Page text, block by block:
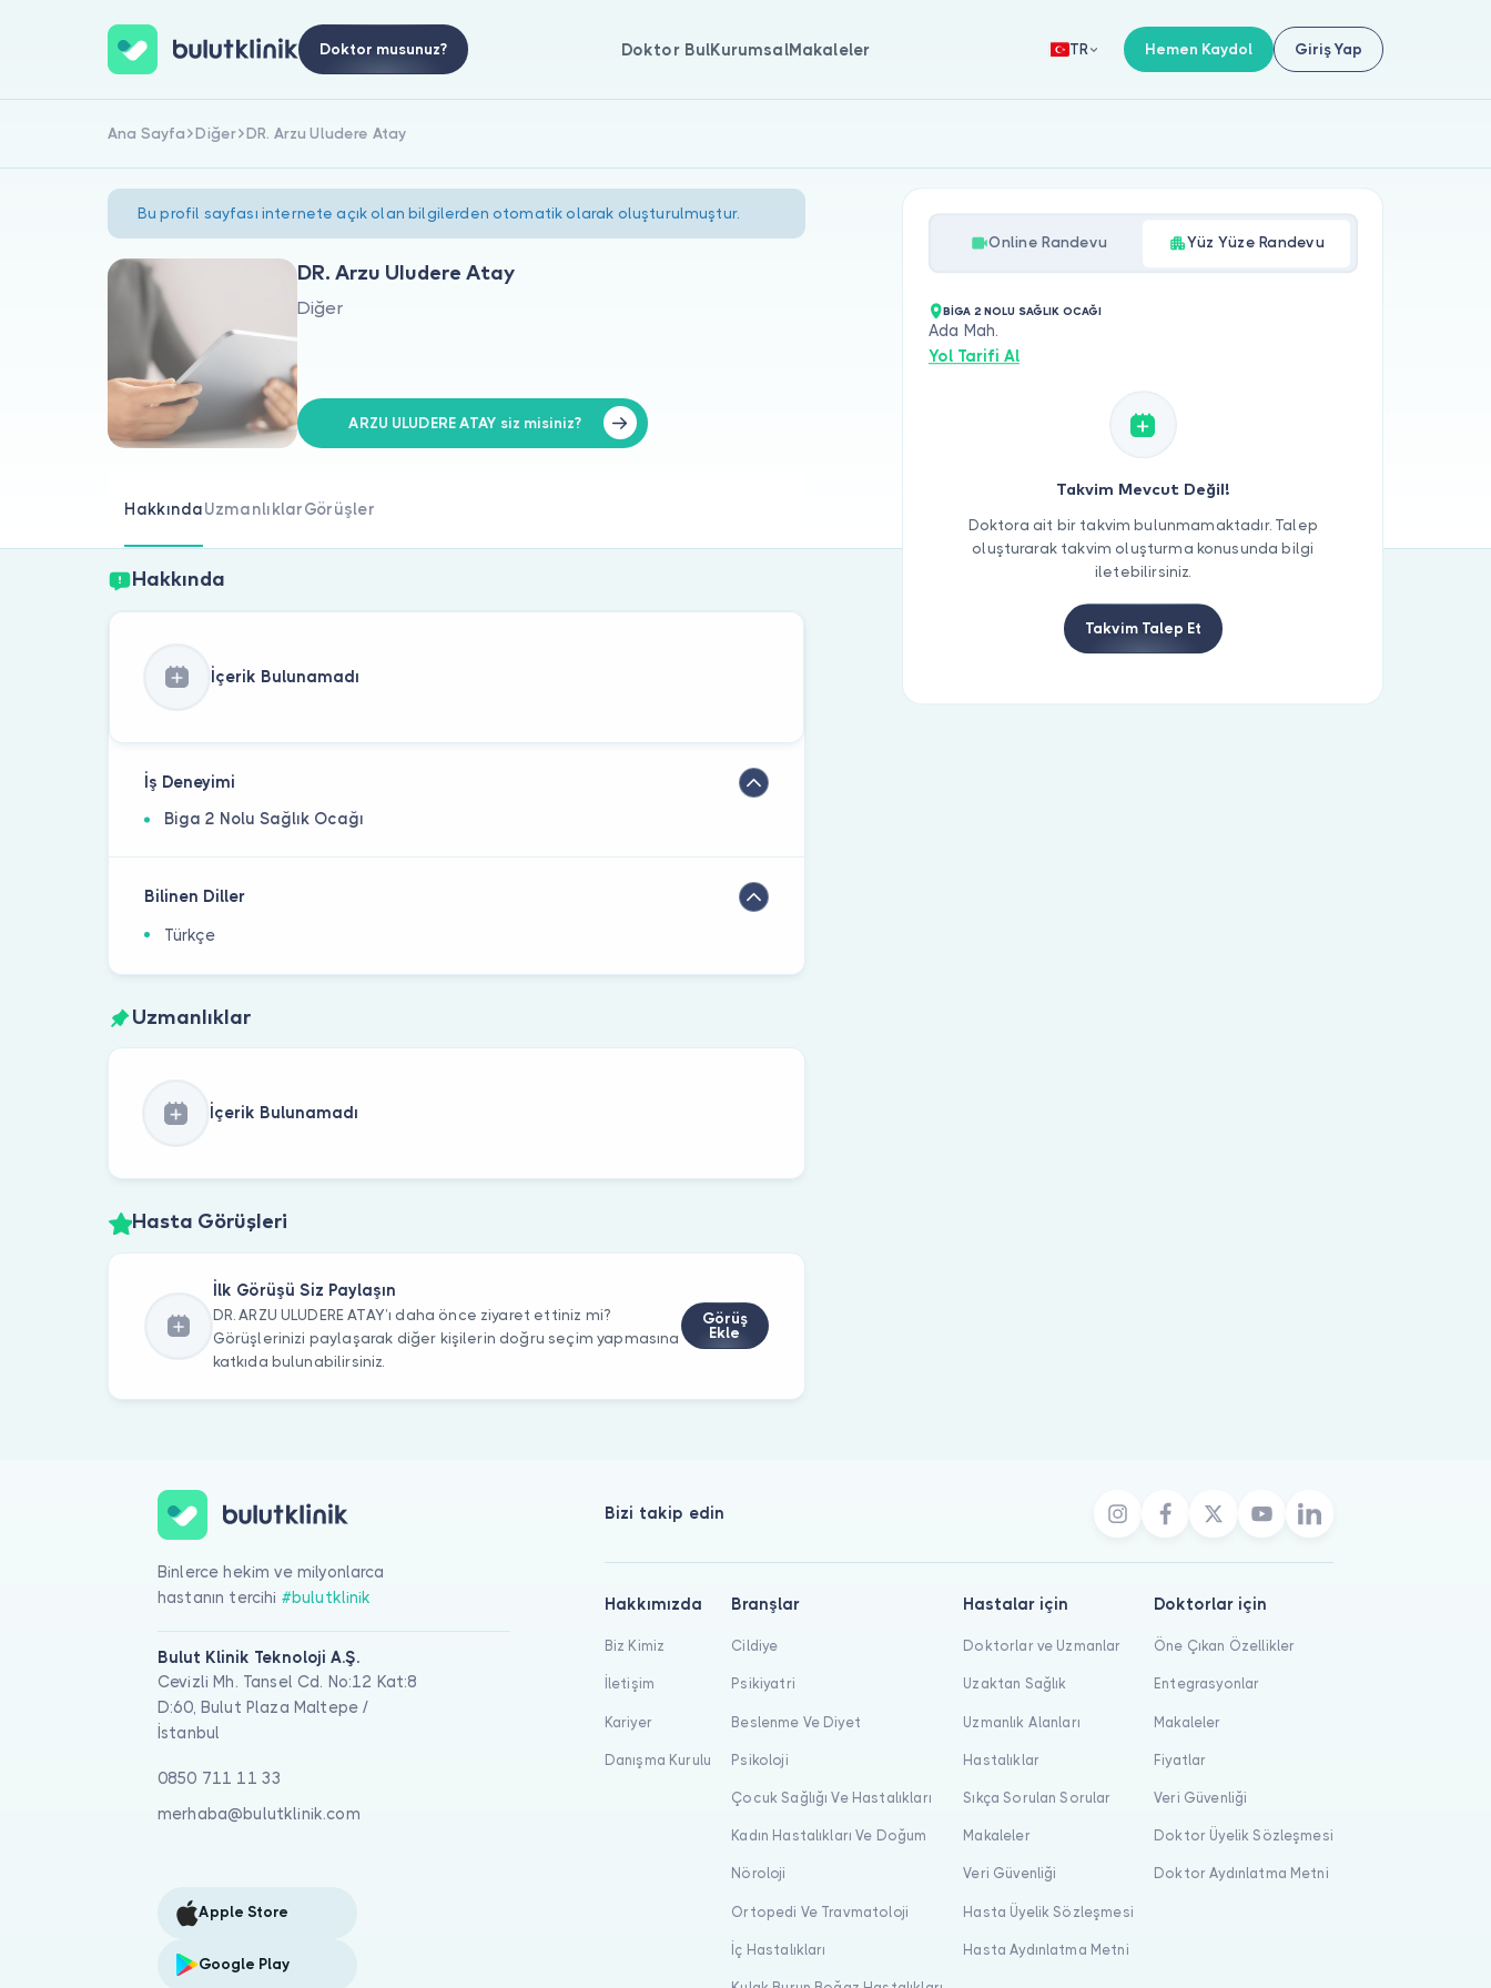
Doktor musunuz? Doktor BulKurumsalMakaleler TR Hemen Kaydol Giriş Yap
Ana Sayfa Diğer DR. Arzu Uludere Atay
Bu profil sayfası internete açık olan bilgilerden otomatik olarak oluşturulmuştur.
DR. Arzu Uludere Atay
Diğer
ARZU ULUDERE ATAY siz misiniz?
HakkındaUzmanlıklarGörüşler
Hakkında
İçerik Bulunamadı
İş Deneyimi
Biga 2 Nolu Sağlık Ocağı
Bilinen Diller
Türkçe
Uzmanlıklar
İçerik Bulunamadı
Hasta Görüşleri
İlk Görüşü Siz Paylaşın
DR. ARZU ULUDERE ATAY’ı daha önce ziyaret ettiniz mi?
Görüşlerinizi paylaşarak diğer kişilerin doğru seçim yapmasına
katkıda bulunabilirsiniz.
Görüş
Ekle
Online Randevu Yüz Yüze Randevu
BİGA 2 NOLU SAĞLIK OCAĞI
Ada Mah.
Yol Tarifi Al
Takvim Mevcut Değil!
Doktora ait bir takvim bulunmamaktadır. Talep
oluşturarak takvim oluşturma konusunda bilgi
iletebilirsiniz.
Takvim Talep Et
Binlerce hekim ve milyonlarca
hastanın tercihi #bulutklinik
Bulut Klinik Teknoloji A.Ş.
Cevizli Mh. Tansel Cd. No:12 Kat:8
D:60, Bulut Plaza Maltepe /
İstanbul
0850 711 11 33
merhaba@bulutklinik.com
Apple Store
Google Play
Bizi takip edin
Hakkımızda
Biz Kimiz
İletişim
Kariyer
Danışma Kurulu
Branşlar
Cildiye
Psikiyatri
Beslenme Ve Diyet
Psikoloji
Çocuk Sağlığı Ve Hastalıkları
Kadın Hastalıkları Ve Doğum
Nöroloji
Ortopedi Ve Travmatoloji
İç Hastalıkları
Hastalar için
Doktorlar ve Uzmanlar
Uzaktan Sağlık
Uzmanlık Alanları
Hastalıklar
Sıkça Sorulan Sorular
Makaleler
Veri Güvenliği
Hasta Üyelik Sözleşmesi
Hasta Aydınlatma Metni
Doktorlar için
Öne Çıkan Özellikler
Entegrasyonlar
Makaleler
Fiyatlar
Veri Güvenliği
Doktor Üyelik Sözleşmesi
Doktor Aydınlatma Metni